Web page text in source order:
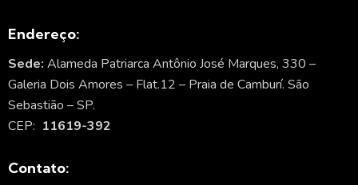
Endereço:
Sede: Alameda Patriarca Antônio José Marques, 330 –
Galeria Dois Amores – Flat.12 – Praia de Camburí. São
Sebastião – SP.
CEP: 11619-392
Contato: